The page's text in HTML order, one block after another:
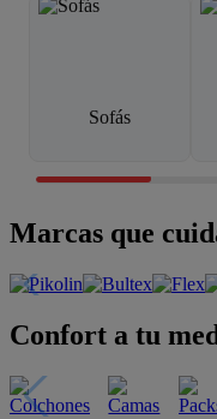
Sofás
Marcas que
Confort a tu